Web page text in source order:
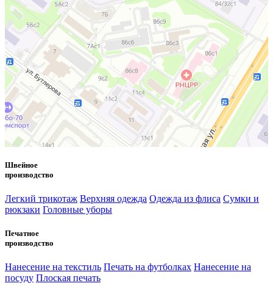
Швейное
производство
Легкий трикотаж Верхняя одежда Одежда из флиса Сумки и
рюкзаки Головные уборы
Печатное
производство
Нанесение на текстиль Печать на футболках Нанесение на
посуду Плоская печать